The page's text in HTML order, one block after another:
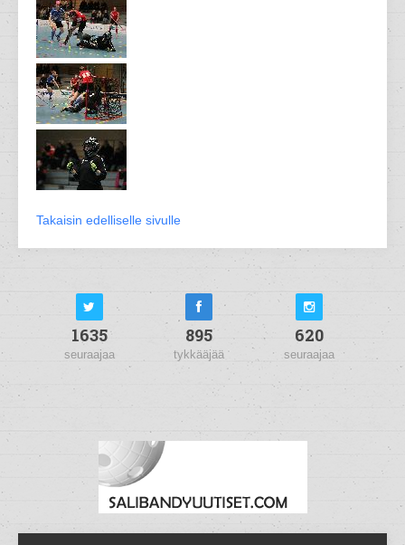
Takaisin edelliselle sivulle
1635
seuraajaa
895
tykkääjää
620
seuraajaa